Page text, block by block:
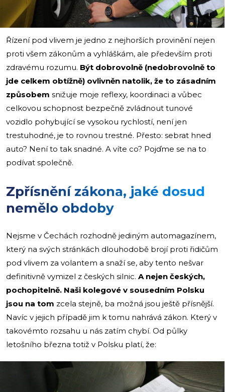
i
Řízení pod vlivem je jedno z nejhorších provinění nejen
proti všem zákonům a vyhláškám, ale především proti
zdravému rozumu. Být dobrovolně (nedobrovolně to
jde celkem obtížně) ovlivněn natolik, že to zásadním
způsobem snižuje moje reflexy, koordinaci a vůbec
celkovou schopnost bezpečně zvládnout tunové
vozidlo pohybující se vysokou rychlostí, není jen
trestuhodné, je to rovnou trestné. Přesto: sebrat hned
auto? Není to tak snadné. A víte co? Pojďme se na to
podívat společně.
Zpřísnění zákona, jaké dosud
nemělo obdoby
Nejsme v Čechách rozhodně jediným automagazínem,
který na svých stránkách dlouhodobě brojí proti řidičům
pod vlivem za volantem a snaží se, aby tento nešvar
definitivně vymizel z českých silnic. A nejen českých,
pochopitelně. Naši kolegové v sousedním Polsku
jsou na tom zcela stejně, ba možná jsou ještě přísnější.
Navíc v jejich případě jim k tomu nahrává zákon. Který v
takovémto rozsahu u nás zatím chybí. Od půlky
letošního března totiž v Polsku platí, že: